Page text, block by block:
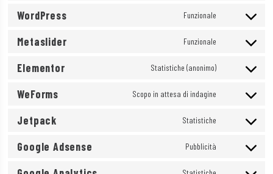
woocommerce
WordPress Funzionale
wordpress
Metaslider Funzionale
metaslider
Elementor Statistiche (anonimo)
elementor
WeForms Scopo in attesa di indagine
weforms
Jetpack Statistiche
Google Adsense Pubblicità